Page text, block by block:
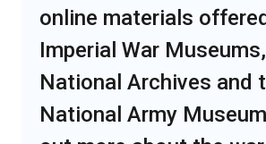
online materials
Imperial War
National Archives and
National Army